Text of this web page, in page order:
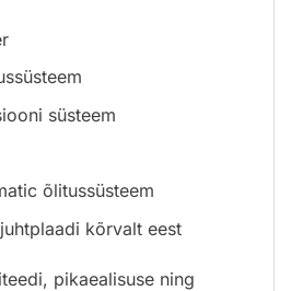
süsteem
õlitussüsteem
kõrvalt eest
pikaealisuse ning